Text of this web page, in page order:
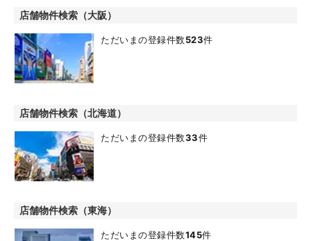
店舗物件検索（大阪）
ただいまの登録件数523件
店舗物件検索（北海道）
ただいまの登録件数33件
店舗物件検索（東海）
ただいまの登録件数145件